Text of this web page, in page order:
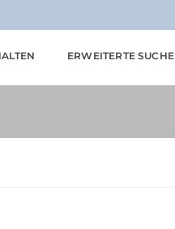
ERWEITERTE SUCHE